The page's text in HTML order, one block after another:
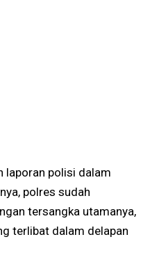
laporan polisi dalam
polres sudah
tersangka utamanya,
terlibat dalam delapan